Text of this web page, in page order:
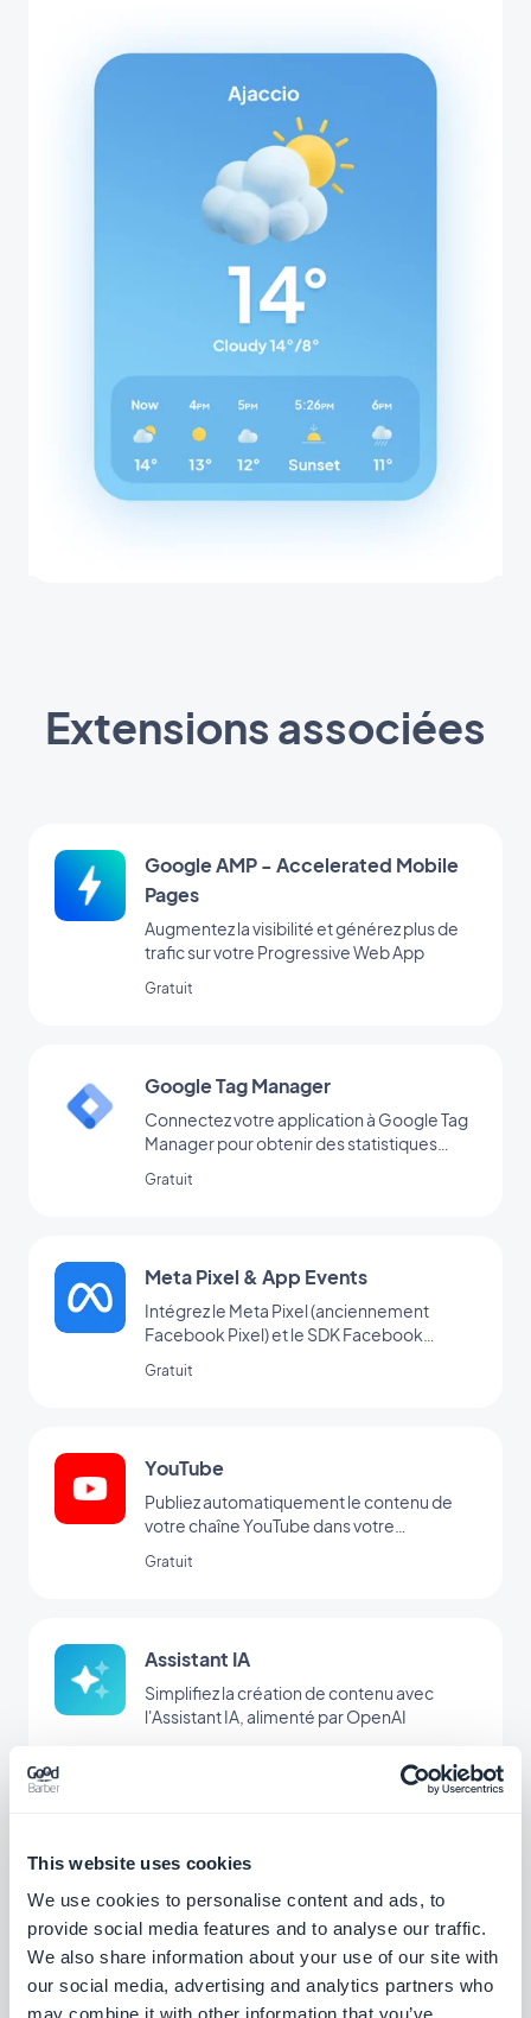
This website uses cookies
We use cookies to personalise content and ads, to
provide social media features and to analyse our traffic.
We also share information about your use of our site with
our social media, advertising and analytics partners who
may combine it with other information that you’ve
Extensions associées
Google AMP - Accelerated Mobile
Pages
Augmentez la visibilité et générez plus de
trafic sur votre Progressive Web App
Gratuit
Google Tag Manager
Connectez votre application à Google Tag
Manager pour obtenir des statistiques
Gratuit
Meta Pixel & App Events
Intégrez le Meta Pixel (anciennement
Facebook Pixel) et le SDK Facebook
analyser le comportement de vos
Gratuit
YouTube
Publiez automatiquement le contenu de
votre chaîne YouTube dans votre
GoodBarber.
Gratuit
Assistant IA
Simplifiez la création de contenu avec
l'Assistant IA, alimenté par OpenAI
utilisateurs au premier lancement de votre
app